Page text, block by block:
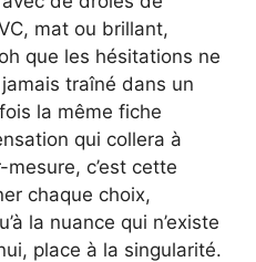
mat ou brillant,
que les hésitations ne
traîné dans un
la même fiche
qui collera à
mesure, c’est cette
chaque choix,
la nuance qui n’existe
place à la singularité.